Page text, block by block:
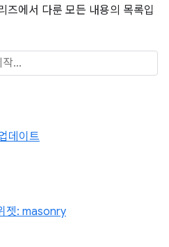
즈에서 다룬 모든 내용의 목록입
데이트
젯: masonry